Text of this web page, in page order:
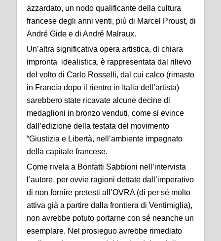
azzardato, un nodo qualificante della cultura
francese degli anni venti, più di Marcel Proust, di
André Gide e di André Malraux.
Un’altra significativa opera artistica, di chiara
impronta idealistica, è rappresentata dal rilievo
del volto di Carlo Rosselli, dal cui calco (rimasto
in Francia dopo il rientro in Italia dell’artista)
sarebbero state ricavate alcune decine di
medaglioni in bronzo venduti, come si evince
dall’edizione della testata del movimento
“Giustizia e Libertà, nell’ambiente impegnato
della capitale francese.
Come rivela a Bonfatti Sabbioni nell’intervista
l’autore, per ovvie ragioni dettate dall’imperativo
di non fornire pretesti all’OVRA (di per sé molto
attiva già a partire dalla frontiera di Ventimiglia),
non avrebbe potuto portarne con sé neanche un
esemplare. Nel prosieguo avrebbe rimediato